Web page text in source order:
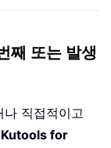
째 또는 발생
직접적이고
Kutools for